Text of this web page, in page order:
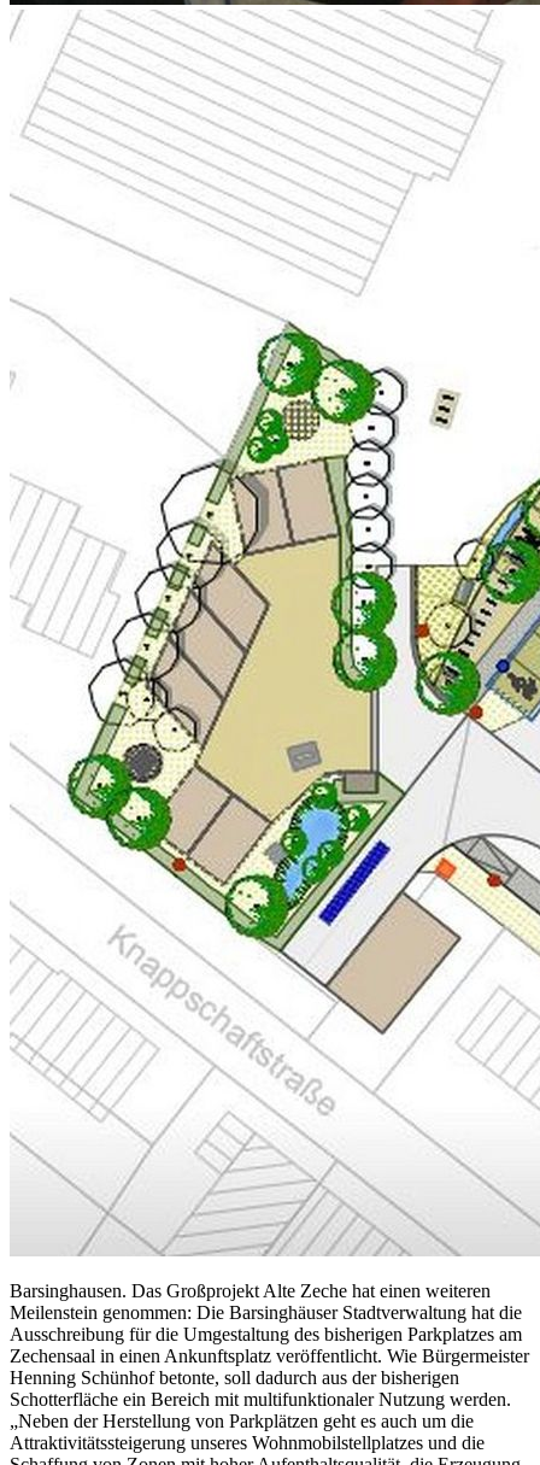
Barsinghausen. Das Großprojekt Alte Zeche hat einen weiteren
Meilenstein genommen: Die Barsinghäuser Stadtverwaltung hat die
Ausschreibung für die Umgestaltung des bisherigen Parkplatzes am
Zechensaal in einen Ankunftsplatz veröffentlicht. Wie Bürgermeister
Henning Schünhof betonte, soll dadurch aus der bisherigen
Schotterfläche ein Bereich mit multifunktionaler Nutzung werden.
„Neben der Herstellung von Parkplätzen geht es auch um die
Attraktivitätssteigerung unseres Wohnmobilstellplatzes und die